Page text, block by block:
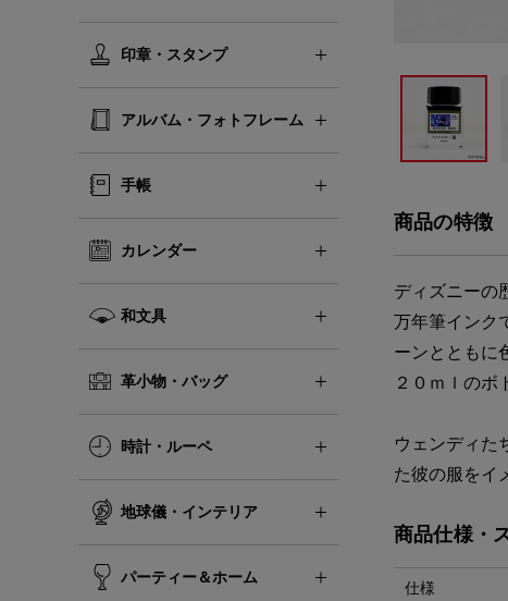
印章・スタンプ
アルバム・フォトフレーム
手帳
カレンダー
和文具
革小物・バッグ
時計・ルーペ
地球儀・インテリア
パーティー＆ホーム
商品の特徴
ディズニーの
万年筆インク
ーンとともに
２０ｍｌの
ウェンディた
た彼の服をイ
商品仕様・
仕様